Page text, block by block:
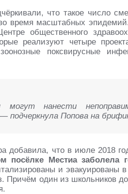
что такое число
время масштабных
общественного
реализуют четыре
поксвирусные
могут нанести
подчеркнула Попова на
добавила, что в июле 2018
посёлке Местиа заболела
и эвакуированы
Причём один из школьников